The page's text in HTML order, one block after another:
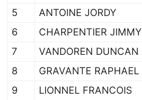
5
ANTOINE JORDY
6
CHARPENTIER JIMMY
7
VANDOREN DUNCAN
8
GRAVANTE RAPHAEL
9
LIONNEL FRANCOIS